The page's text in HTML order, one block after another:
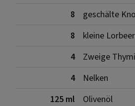
8
geschälte
8
kleine
4
Zweige
4
Nelken
125 ml
Olivenöl